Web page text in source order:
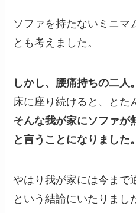
ソファを持たないミニマ
とも考えました。
しかし、腰痛持ちの二人。
床に座り続けると、とた
そんな我が家にソファが
と言うことになりました。
やはり我が家には今まで
という結論にいたりまし